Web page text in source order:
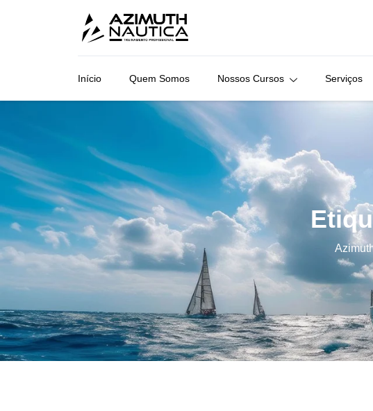
Início Quem Somos Nossos Cursos Serviços